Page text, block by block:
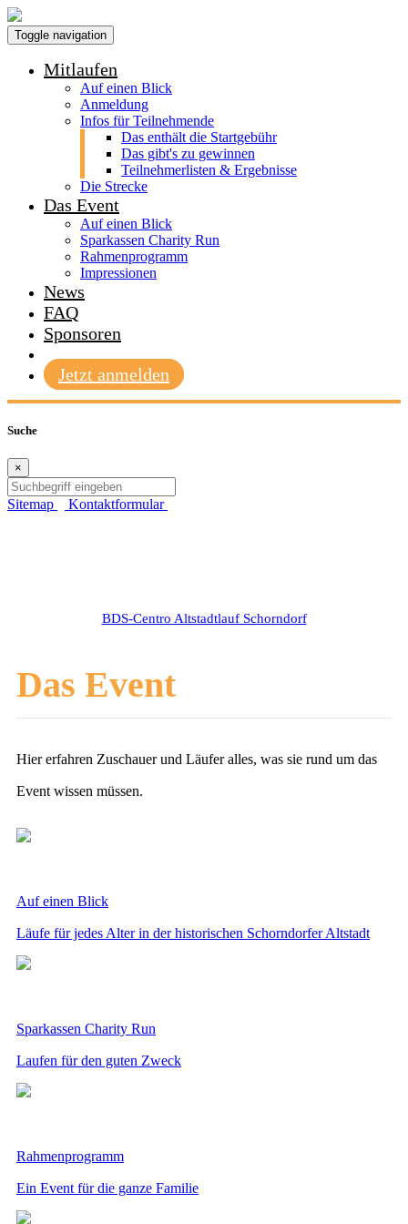
Toggle navigation
Mitlaufen
Auf einen Blick
Anmeldung
Infos für Teilnehmende
Das enthält die Startgebühr
Das gibt's zu gewinnen
Teilnehmerlisten & Ergebnisse
Die Strecke
Das Event
Auf einen Blick
Sparkassen Charity Run
Rahmenprogramm
Impressionen
News
FAQ
Sponsoren
Jetzt anmelden
Suche
×
Sitemap Kontaktformular
BDS-Centro Altstadtlauf Schorndorf
Das Event
Hier erfahren Zuschauer und Läufer alles, was sie rund um das
Event wissen müssen.
Auf einen Blick
Läufe für jedes Alter in der historischen Schorndorfer Altstadt
Sparkassen Charity Run
Laufen für den guten Zweck
Rahmenprogramm
Ein Event für die ganze Familie